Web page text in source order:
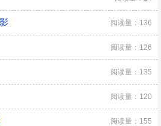
阅读量：136
阅读量：126
阅读量：135
阅读量：120
阅读量：155